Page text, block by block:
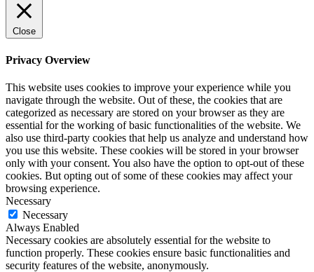
Close
Privacy Overview
This website uses cookies to improve your experience while you
navigate through the website. Out of these, the cookies that are
categorized as necessary are stored on your browser as they are
essential for the working of basic functionalities of the website. We
also use third-party cookies that help us analyze and understand how
you use this website. These cookies will be stored in your browser
only with your consent. You also have the option to opt-out of these
cookies. But opting out of some of these cookies may affect your
browsing experience.
Necessary
Necessary
Always Enabled
Necessary cookies are absolutely essential for the website to
function properly. These cookies ensure basic functionalities and
security features of the website, anonymously.